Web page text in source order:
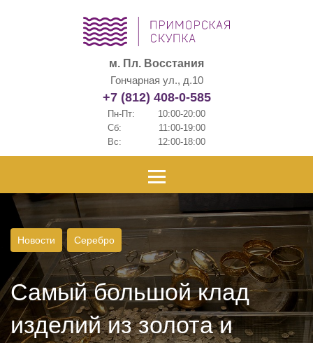
м. Пл. Восстания
Гончарная ул., д.10
+7 (812) 408-0-585
Пн-Пт:
10:00-20:00
Сб:
11:00-19:00
Вс:
12:00-18:00
Новости Серебро
Самый большой клад
изделий из золота и